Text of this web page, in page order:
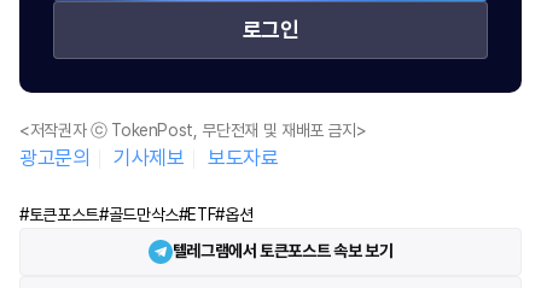
로그인
<저작권자 ⓒ TokenPost, 무단전재 및 재배포 금지>
광고문의 기사제보 보도자료
#토큰포스트#골드만삭스#ETF#옵션
텔레그램에서 토큰포스트 속보 보기